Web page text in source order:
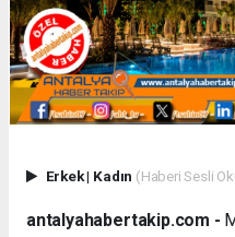
Erkek| Kadın (Haberi Sesli
antalyahabertakip.com -